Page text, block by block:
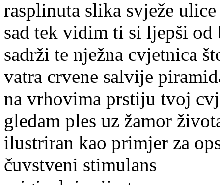
rasplinuta slika svježe
sad tek vidim ti si ljepši od
sadrži te nježna cvjetnica
vatra crvene salvije
na vrhovima prstiju tvoj
gledam ples uz žamor
ilustriran kao primjer za
čuvstveni stimulans